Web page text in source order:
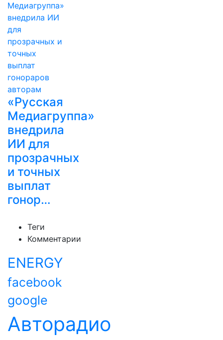
«Русская
Медиагруппа»
внедрила
ИИ для
прозрачных
и точных
выплат
гонор…
Теги
Комментарии
ENERGY
facebook
google
Авторадио